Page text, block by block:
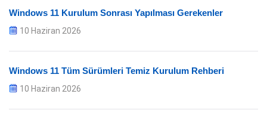
Windows 11 Kurulum Sonrası Yapılması Gerekenler
10 Haziran 2026
Windows 11 Tüm Sürümleri Temiz Kurulum Rehberi
10 Haziran 2026